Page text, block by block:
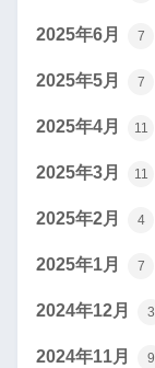
2025年6月 7
2025年5月 7
2025年4月 11
2025年3月 11
2025年2月 4
2025年1月 7
2024年12月 3
2024年11月 9